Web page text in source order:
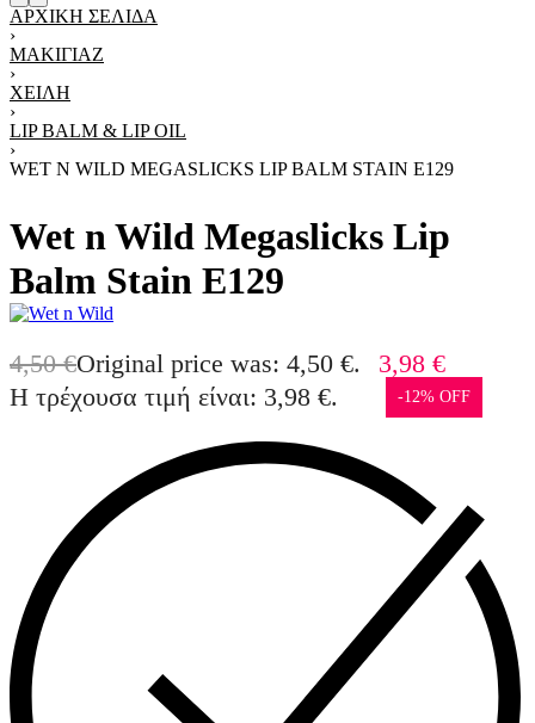
ΑΡΧΙΚΉ ΣΕΛΊΔΑ
›
ΜΑΚΙΓΙΆΖ
›
ΧΕΊΛΗ
›
LIP BALM & LIP OIL
›
WET N WILD MEGASLICKS LIP BALM STAIN E129
Wet n Wild Megaslicks Lip
Balm Stain E129
4,50€Original price was: 4,50 €. 3,98 €
Η τρέχουσα τιμή είναι: 3,98 €.
-12% OFF